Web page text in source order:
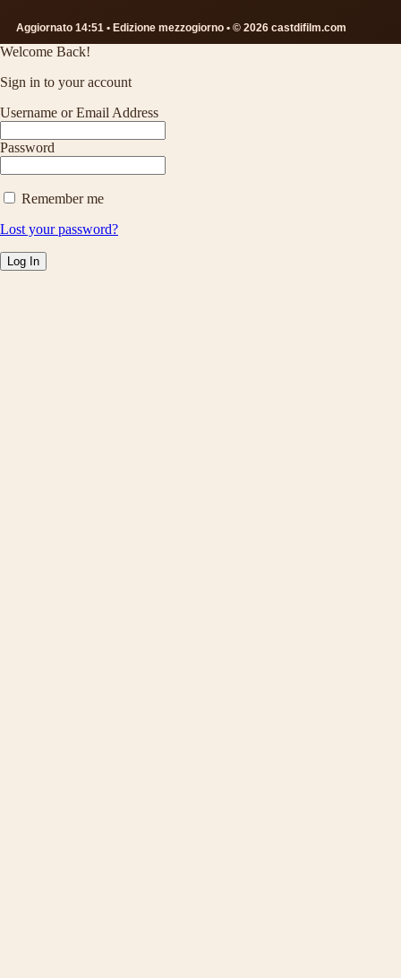
Aggiornato 14:51 • Edizione mezzogiorno • © 2026 castdifilm.com
Welcome Back!
Sign in to your account
Username or Email Address
Password
Remember me
Lost your password?